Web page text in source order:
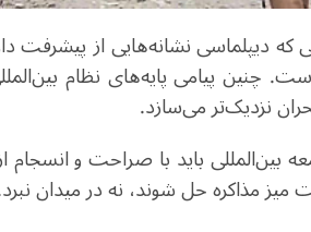
که دیپلماسی نشانه‌هایی از پیشرفت
است. چنین پیامی پایه‌های نظام
نزدیک‌تر می‌سازد.
باید با صراحت و انسجام
میز مذاکره حل شوند، نه در میدان